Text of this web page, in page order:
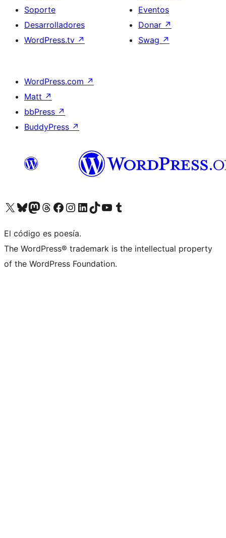
Soporte
Desarrolladores
WordPress.tv ↗
Eventos
Donar ↗
Swag ↗
WordPress.com ↗
Matt ↗
bbPress ↗
BuddyPress ↗
Visita nuestra cuenta de X (anteriormente Twitter)
Visita nuestra cuenta de Bluesky
Visita nuestra cuenta de Mastodon
Visita nuestra cuenta de Threads
Visita nuestra página de Facebook
Visita nuestra cuenta de Instagram
Visita nuestra cuenta de LinkedIn
Visita nuestra cuenta de TikTok
Visita nuestro canal de YouTube
Visita nuestra cuenta de Tumblr
El código es poesía.
The WordPress® trademark is the intellectual property
of the WordPress Foundation.